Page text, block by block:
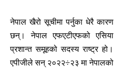
नेपाल खैरो सूचीमा पर्नुका धेरै कारण
छन्। नेपाल एफएटीएफको एसिया
प्रशान्त समूहको सदस्य राष्ट्र हो।
एपीजीले सन् २०२२÷२३ मा नेपालको